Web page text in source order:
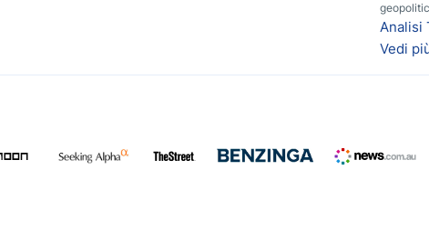
per
Analisi
Vedi